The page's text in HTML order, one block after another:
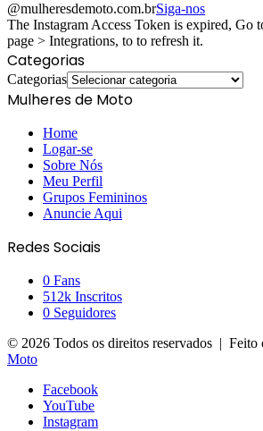
@mulheresdemoto.com.brSiga-nos
The Instagram Access Token is expired, Go
page > Integrations, to to refresh it.
Categorias
Categorias
Mulheres de Moto
Home
Logar-se
Sobre Nós
Meu Perfil
Grupos Femininos
Anuncie Aqui
Redes Sociais
0 Fans
512k Inscritos
0 Seguidores
© 2026 Todos os direitos reservados | Feito
Moto
Facebook
YouTube
Instagram